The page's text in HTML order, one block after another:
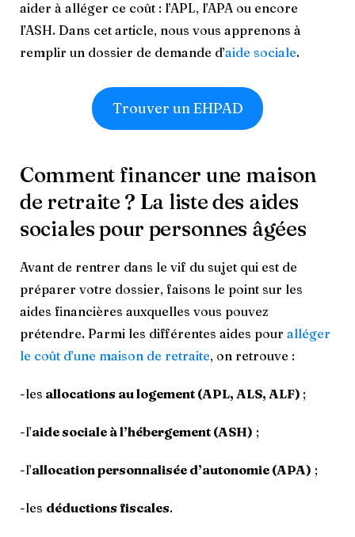
aider à alléger ce coût : l’APL, l’APA ou encore
l’ASH. Dans cet article, nous vous apprenons à
remplir un dossier de demande d’aide sociale.
Trouver un EHPAD
Comment financer une maison
de retraite ? La liste des aides
sociales pour personnes âgées
Avant de rentrer dans le vif du sujet qui est de
préparer votre dossier, faisons le point sur les
aides financières auxquelles vous pouvez
prétendre. Parmi les différentes aides pour alléger
le coût d’une maison de retraite, on retrouve :
-les allocations au logement (APL, ALS, ALF) ;
-l’aide sociale à l’hébergement (ASH) ;
-l’allocation personnalisée d’autonomie (APA) ;
-les déductions fiscales.